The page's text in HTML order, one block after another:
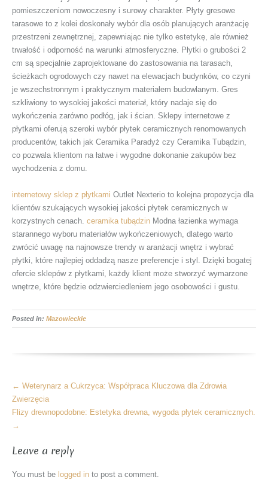
pomieszczeniom nowoczesny i surowy charakter. Płyty gresowe
tarasowe to z kolei doskonały wybór dla osób planujących aranżację
przestrzeni zewnętrznej, zapewniając nie tylko estetykę, ale również
trwałość i odporność na warunki atmosferyczne. Płytki o grubości 2
cm są specjalnie zaprojektowane do zastosowania na tarasach,
ścieżkach ogrodowych czy nawet na elewacjach budynków, co czyni
je wszechstronnym i praktycznym materiałem budowlanym. Gres
szkliwiony to wysokiej jakości materiał, który nadaje się do
wykończenia zarówno podłóg, jak i ścian. Sklepy internetowe z
płytkami oferują szeroki wybór płytek ceramicznych renomowanych
producentów, takich jak Ceramika Paradyż czy Ceramika Tubądzin,
co pozwala klientom na łatwe i wygodne dokonanie zakupów bez
wychodzenia z domu.
internetowy sklep z płytkami Outlet Nexterio to kolejna propozycja dla
klientów szukających wysokiej jakości płytek ceramicznych w
korzystnych cenach. ceramika tubądzin Modna łazienka wymaga
starannego wyboru materiałów wykończeniowych, dlatego warto
zwrócić uwagę na najnowsze trendy w aranżacji wnętrz i wybrać
płytki, które najlepiej oddadzą nasze preferencje i styl. Dzięki bogatej
ofercie sklepów z płytkami, każdy klient może stworzyć wymarzone
wnętrze, które będzie odzwierciedleniem jego osobowości i gustu.
Posted in: Mazowieckie
More
Articles
← Weterynarz a Cukrzyca: Współpraca Kluczowa dla Zdrowia
Zwierzęcia
Flizy drewnopodobne: Estetyka drewna, wygoda płytek ceramicznych.
→
Leave a reply
You must be logged in to post a comment.